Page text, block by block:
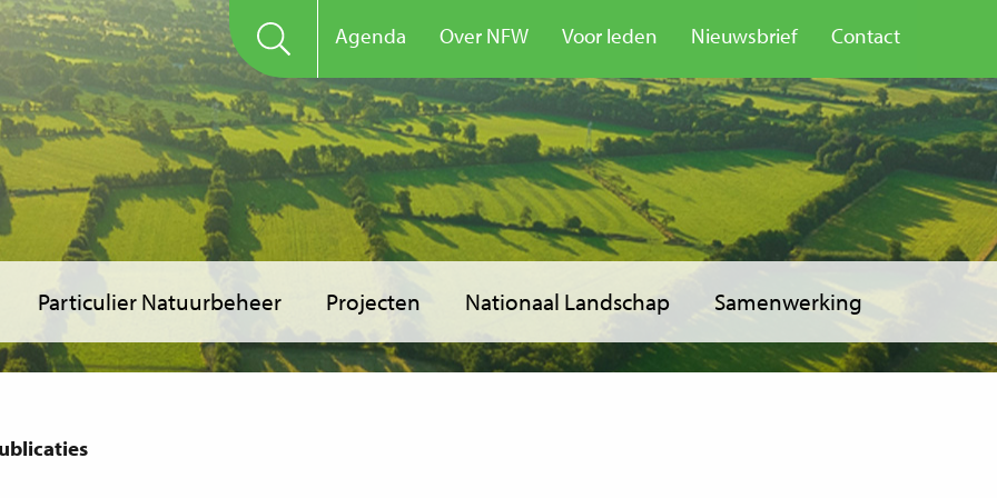
Agenda Over NFW Voor leden Nieuwsbrief Contact
Particulier Natuurbeheer Projecten Nationaal Landschap Samenwerking